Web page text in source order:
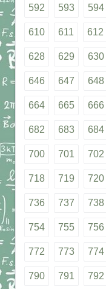
592 593 594
610 611 612
628 629 630
646 647 648
664 665 666
682 683 684
700 701 702
718 719 720
736 737 738
754 755 756
772 773 774
790 791 792